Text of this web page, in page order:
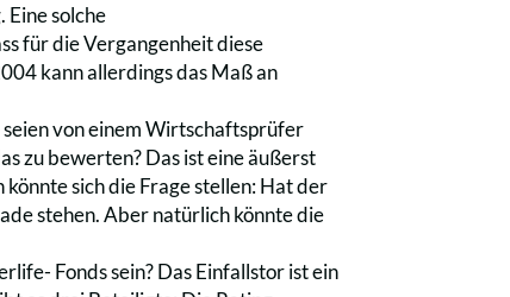
solche
für die Vergangenheit diese
kann allerdings das Maß an
von einem Wirtschaftsprüfer
zu bewerten? Das ist eine äußerst
könnte sich die Frage stellen: Hat der
stehen. Aber natürlich könnte die
Fonds sein? Das Einfallstor ist ein